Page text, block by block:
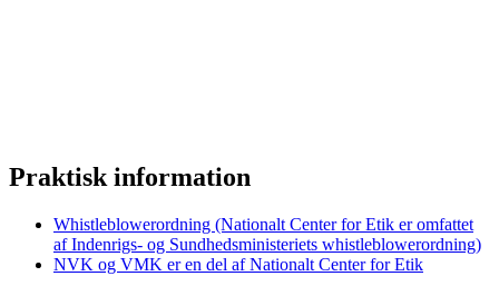
Praktisk information
Whistleblowerordning (Nationalt Center for Etik er omfattet
af Indenrigs- og Sundhedsministeriets whistleblowerordning)
NVK og VMK er en del af Nationalt Center for Etik